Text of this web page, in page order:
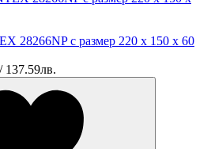
28266NP с размер 220 x 150 x 60
137.59лв.